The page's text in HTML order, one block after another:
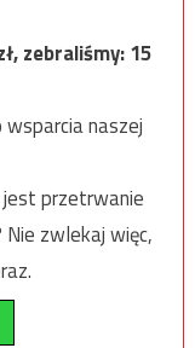
zebraliśmy:15
wsparcia naszej
przetrwanie
zwlekaj więc,